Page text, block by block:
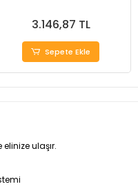
3.146,87 TL
Sepete Ekle
ulaşır.